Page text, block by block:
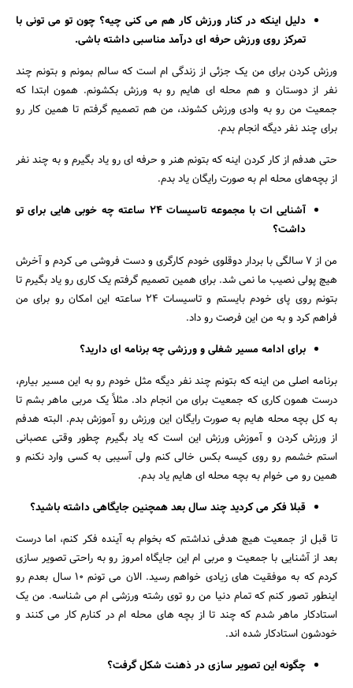
دلیل اینکه در کنار ورزش کار هم می کنی چیه؟ چون تو می تونی با
تمرکز روی ورزش حرفه ای درآمد مناسبی داشته باشی.
ورزش کردن برای من یک جزئی از زندگی ام است که سالم بمونم و بتونم چند
نفر از دوستان و هم محله ای هایم رو به ورزش بکشونم. همون ابتدا که
جمعیت من رو به وادی ورزش کشوند، من هم تصمیم گرفتم تا همین کار رو
برای چند نفر دیگه انجام بدم.
حتی هدفم از کار کردن اینه که بتونم هنر و حرفه ای رو یاد بگیرم و به چند نفر
از بچه‌های محله ام به صورت رایگان یاد بدم.
آشنایی ات با مجموعه تاسیسات 24 ساعته چه خوبی هایی برای تو
داشت؟
من از 7 سالگی با بردار دوقلوی خودم کارگری و دست فروشی می کردم و آخرش
هیچ پولی نصیب ما نمی شد. برای همین تصمیم گرفتم یک کاری رو یاد بگیرم تا
بتونم روی پای خودم بایستم و تاسیسات 24 ساعته این امکان رو برای من
فراهم کرد و به من این فرصت رو داد.
برای ادامه مسیر شغلی و ورزشی چه برنامه ای دارید؟
برنامه اصلی من اینه که بتونم چند نفر دیگه مثل خودم رو به این مسیر بیارم،
درست همون کاری که جمعیت برای من انجام داد. مثلاً یک مربی ماهر بشم تا
به کل بچه محله هایم به صورت رایگان این ورزش رو آموزش بدم. البته هدفم
از ورزش کردن و آموزش ورزش این است که یاد بگیرم چطور وقتی عصبانی
استم خشمم رو روی کیسه بکس خالی کنم ولی آسیبی به کسی وارد نکنم و
همین رو می خوام به بچه محله ای هایم یاد بدم.
قبلا فکر می کردید چند سال بعد همچنین جایگاهی داشته باشید؟
تا قبل از جمعیت هیچ هدفی نداشتم که بخوام به آینده فکر کنم، اما درست
بعد از آشنایی با جمعیت و مربی ام این جایگاه امروز رو به راحتی تصویر سازی
کردم که به موفقیت های زیادی خواهم رسید. الان می تونم 10 سال بعدم رو
اینطور تصور کنم که تمام دنیا من رو توی رشته ورزشی ام می شناسه. من یک
استادکار ماهر شدم که چند تا از بچه های محله ام در کنارم کار می کنند و
خودشون استادکار شده اند.
چگونه این تصویر سازی در ذهنت شکل گرفت؟